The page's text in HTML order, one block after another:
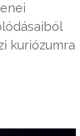
kuriózumra